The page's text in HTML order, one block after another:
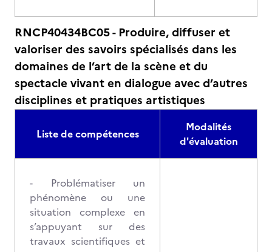
RNCP40434BC05 - Produire, diffuser et
valoriser des savoirs spécialisés dans les
domaines de l’art de la scène et du
spectacle vivant en dialogue avec d’autres
disciplines et pratiques artistiques
Liste de compétences
Modalités
d'évaluation
- Problématiser un
phénomène ou une
situation complexe en
s’appuyant sur des
travaux scientifiques et